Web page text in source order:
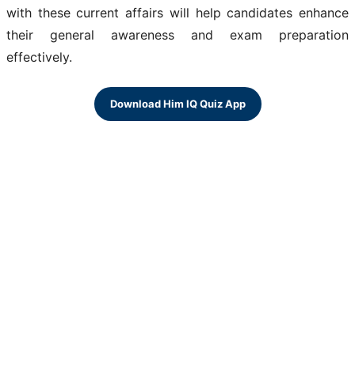
with these current affairs will help candidates enhance
their general awareness and exam preparation
effectively.
Download Him IQ Quiz App